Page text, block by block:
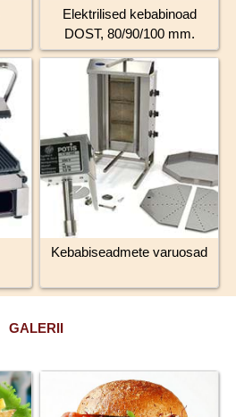
Elektrilised kebabinoad
DOST, 80/90/100 mm.
Kebabiseadmete varuosad
GALERII